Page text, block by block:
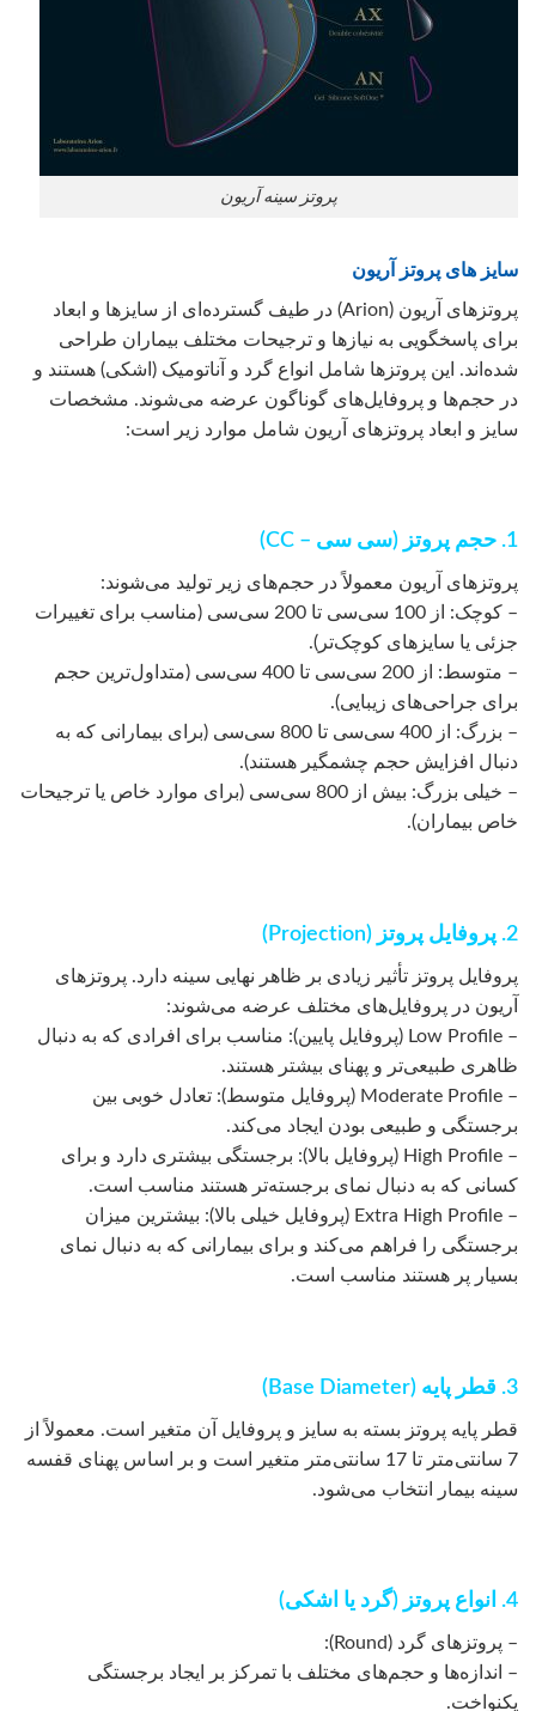
پروتز سینه آریون
سایز های پروتز آریون
پروتزهای آریون (Arion) در طیف گسترده‌ای از سایزها و ابعاد
برای پاسخگویی به نیازها و ترجیحات مختلف بیماران طراحی
شده‌اند. این پروتزها شامل انواع گرد و آناتومیک (اشکی) هستند و
در حجم‌ها و پروفایل‌های گوناگون عرضه می‌شوند. مشخصات
سایز و ابعاد پروتزهای آریون شامل موارد زیر است:
1. حجم پروتز (سی سی – CC)
پروتزهای آریون معمولاً در حجم‌های زیر تولید می‌شوند:
– کوچک: از 100 سی‌سی تا 200 سی‌سی (مناسب برای تغییرات
جزئی یا سایزهای کوچک‌تر).
– متوسط: از 200 سی‌سی تا 400 سی‌سی (متداول‌ترین حجم
برای جراحی‌های زیبایی).
– بزرگ: از 400 سی‌سی تا 800 سی‌سی (برای بیمارانی که به
دنبال افزایش حجم چشمگیر هستند).
– خیلی بزرگ: بیش از 800 سی‌سی (برای موارد خاص یا ترجیحات
خاص بیماران).
2. پروفایل پروتز (Projection)
پروفایل پروتز تأثیر زیادی بر ظاهر نهایی سینه دارد. پروتزهای
آریون در پروفایل‌های مختلف عرضه می‌شوند:
– Low Profile (پروفایل پایین): مناسب برای افرادی که به دنبال
ظاهری طبیعی‌تر و پهنای بیشتر هستند.
– Moderate Profile (پروفایل متوسط): تعادل خوبی بین
برجستگی و طبیعی بودن ایجاد می‌کند.
– High Profile (پروفایل بالا): برجستگی بیشتری دارد و برای
کسانی که به دنبال نمای برجسته‌تر هستند مناسب است.
– Extra High Profile (پروفایل خیلی بالا): بیشترین میزان
برجستگی را فراهم می‌کند و برای بیمارانی که به دنبال نمای
بسیار پر هستند مناسب است.
3. قطر پایه (Base Diameter)
قطر پایه پروتز بسته به سایز و پروفایل آن متغیر است. معمولاً از
7 سانتی‌متر تا 17 سانتی‌متر متغیر است و بر اساس پهنای قفسه
سینه بیمار انتخاب می‌شود.
4. انواع پروتز (گرد یا اشکی)
– پروتزهای گرد (Round):
– اندازه‌ها و حجم‌های مختلف با تمرکز بر ایجاد برجستگی
یکنواخت.